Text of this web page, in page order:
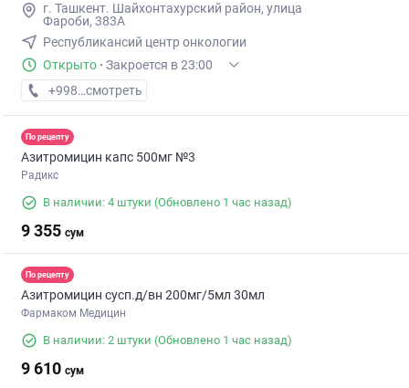
г. Ташкент. Шайхонтахурский район, улица
Фароби, 383А
Республикансий центр онкологии
Открыто · Закроется в 23:00
+998 (99) XXX-XX-XX
смотреть
По рецепту
Азитромицин капс 500мг №3
Радикс
В наличии: 4 штуки (Обновлено 1 час назад)
9 355 сум
По рецепту
Азитромицин сусп.д/вн 200мг/5мл 30мл
Фармаком Медицин
В наличии: 2 штуки (Обновлено 1 час назад)
9 610 сум